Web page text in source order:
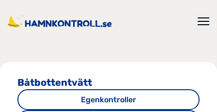
Båtbottentvätt
Egenkontroller